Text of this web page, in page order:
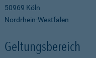
50969 Köln
Nordrhein-Westfalen
Geltungsbereich